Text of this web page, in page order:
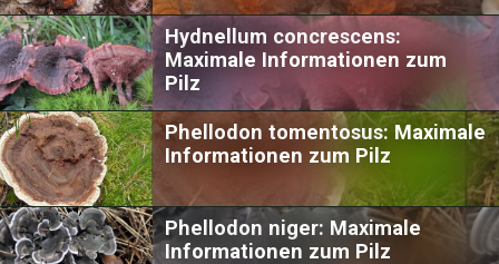
Hydnellum concrescens:
Maximale Informationen zum
Pilz
Phellodon tomentosus: Maximale
Informationen zum Pilz
Phellodon niger: Maximale
Informationen zum Pilz